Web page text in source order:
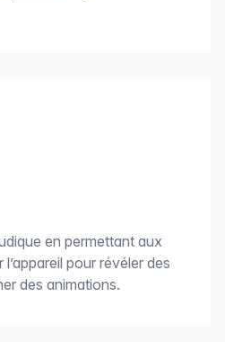
en permettant aux
pour révéler des
des animations.